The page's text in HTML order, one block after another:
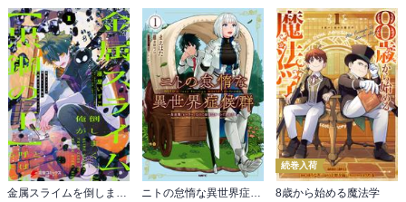
続巻入荷
8歳から始める魔法学